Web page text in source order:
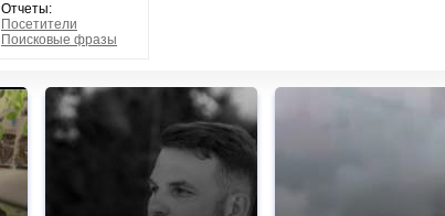
Отчеты:
Посетители
Поисковые фразы